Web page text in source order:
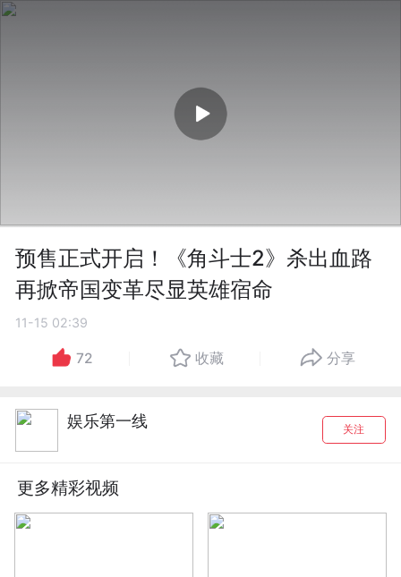
预售正式开启！《角斗士2》杀出血路
再掀帝国变革尽显英雄宿命
11-15 02:39
72 收藏 分享
娱乐第一线 关注
更多精彩视频